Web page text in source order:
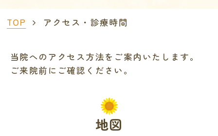
TOP アクセス・診療時間
当院へのアクセス方法をご案内いたします。
ご来院前にご確認ください。
地図